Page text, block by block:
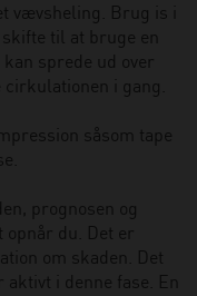
vævsheling. Brug is i
til at bruge en
sprede ud over
cirkulationen i gang.
såsom tape
prognosen og
opnår du. Det er
om skaden. Det
i denne fase. En